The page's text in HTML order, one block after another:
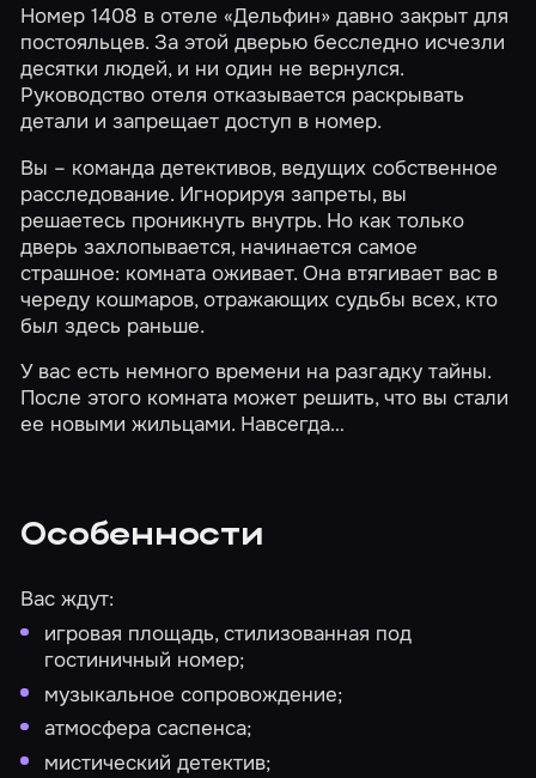
Номер 1408 в отеле «Дельфин» давно закрыт для
постояльцев. За этой дверью бесследно исчезли
десятки людей, и ни один не вернулся.
Руководство отеля отказывается раскрывать
детали и запрещает доступ в номер.
Вы – команда детективов, ведущих собственное
расследование. Игнорируя запреты, вы
решаетесь проникнуть внутрь. Но как только
дверь захлопывается, начинается самое
страшное: комната оживает. Она втягивает вас в
череду кошмаров, отражающих судьбы всех, кто
был здесь раньше.
У вас есть немного времени на разгадку тайны.
После этого комната может решить, что вы стали
ее новыми жильцами. Навсегда…
Особенности
Вас ждут:
игровая площадь, стилизованная под
гостиничный номер;
музыкальное сопровождение;
атмосфера саспенса;
мистический детектив;